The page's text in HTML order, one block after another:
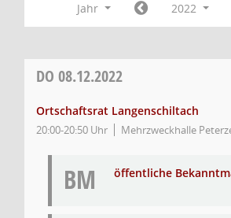
Jahr 2022
DO 08.12.2022
Ortschaftsrat Langenschiltach
20:00-20:50 Uhr Mehrzweckhalle
BM öffentliche